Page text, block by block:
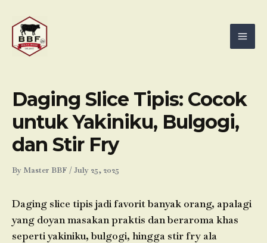
content
Daging Slice Tipis: Cocok
untuk Yakiniku, Bulgogi,
dan Stir Fry
By Master BBF /July 25, 2025
Daging slice tipis jadi favorit banyak orang, apalagi
yang doyan masakan praktis dan beraroma khas
seperti yakiniku, bulgogi, hingga stir fry ala